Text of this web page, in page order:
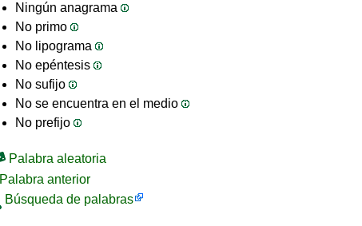
Ningún anagrama
No primo
No lipograma
No epéntesis
No sufijo
No se encuentra en el medio
No prefijo
Palabra aleatoria
Palabra anterior
Búsqueda de palabras